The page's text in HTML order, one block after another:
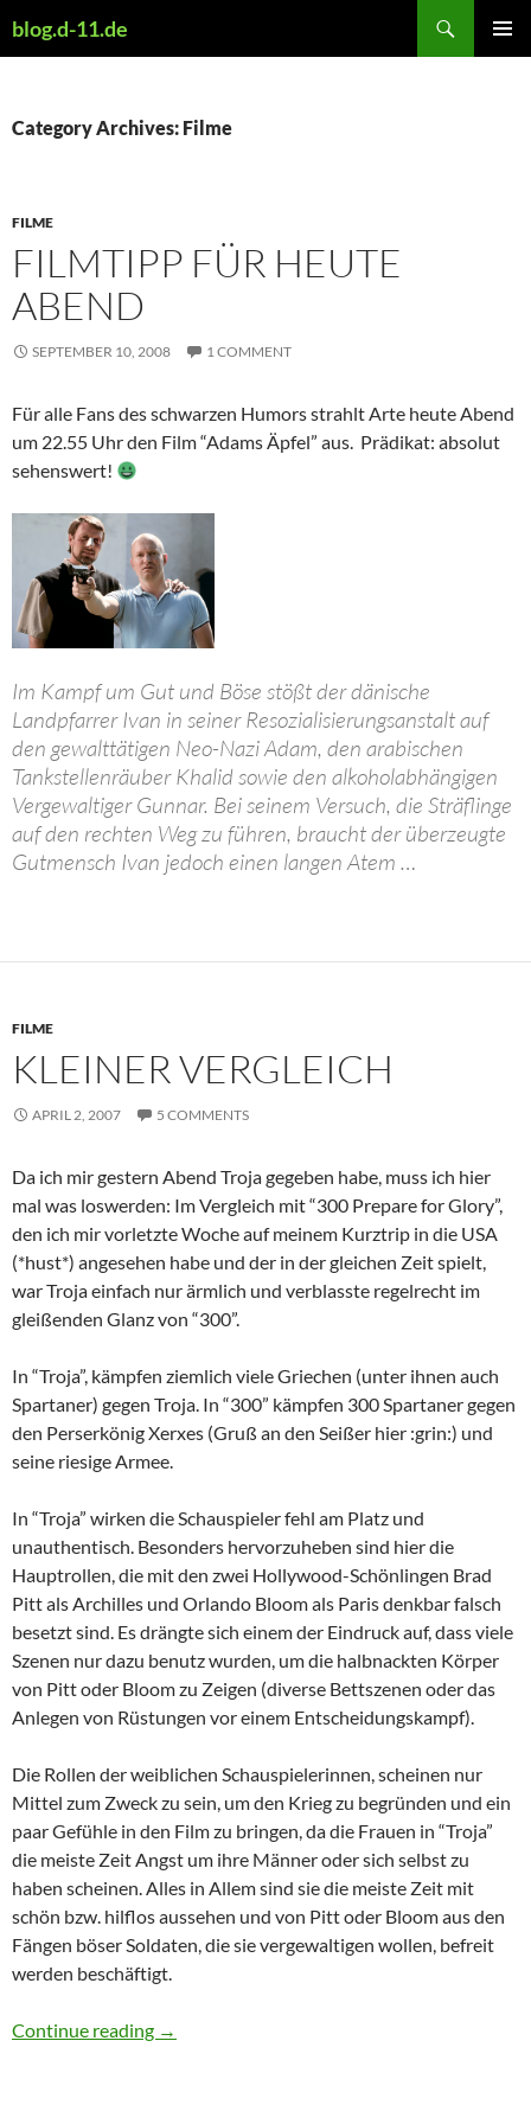
toblog.d-11.de
Category Archives: Filme
FILME
FILMTIPP FÜR HEUTE
ABEND
SEPTEMBER 10, 2008 1 COMMENT
Für alle Fans des schwarzen Humors strahlt Arte heute Abend
um 22.55 Uhr den Film “Adams Äpfel” aus. Prädikat: absolut
sehenswert!
Im Kampf um Gut und Böse stößt der dänische
Landpfarrer Ivan in seiner Resozialisierungsanstalt auf
den gewalttätigen Neo-Nazi Adam, den arabischen
Tankstellenräuber Khalid sowie den alkoholabhängigen
Vergewaltiger Gunnar. Bei seinem Versuch, die Sträflinge
auf den rechten Weg zu führen, braucht der überzeugte
Gutmensch Ivan jedoch einen langen Atem …
FILME
KLEINER VERGLEICH
APRIL 2, 2007 5 COMMENTS
Da ich mir gestern Abend Troja gegeben habe, muss ich hier
mal was loswerden: Im Vergleich mit “300 Prepare for Glory”,
den ich mir vorletzte Woche auf meinem Kurztrip in die USA
(*hust*) angesehen habe und der in der gleichen Zeit spielt,
war Troja einfach nur ärmlich und verblasste regelrecht im
gleißenden Glanz von “300”.
In “Troja”, kämpfen ziemlich viele Griechen (unter ihnen auch
Spartaner) gegen Troja. In “300” kämpfen 300 Spartaner gegen
den Perserkönig Xerxes (Gruß an den Seißer hier :grin:) und
seine riesige Armee.
In “Troja” wirken die Schauspieler fehl am Platz und
unauthentisch. Besonders hervorzuheben sind hier die
Hauptrollen, die mit den zwei Hollywood-Schönlingen Brad
Pitt als Archilles und Orlando Bloom als Paris denkbar falsch
besetzt sind. Es drängte sich einem der Eindruck auf, dass viele
Szenen nur dazu benutz wurden, um die halbnackten Körper
von Pitt oder Bloom zu Zeigen (diverse Bettszenen oder das
Anlegen von Rüstungen vor einem Entscheidungskampf).
Die Rollen der weiblichen Schauspielerinnen, scheinen nur
Mittel zum Zweck zu sein, um den Krieg zu begründen und ein
paar Gefühle in den Film zu bringen, da die Frauen in “Troja”
die meiste Zeit Angst um ihre Männer oder sich selbst zu
haben scheinen. Alles in Allem sind sie die meiste Zeit mit
schön bzw. hilflos aussehen und von Pitt oder Bloom aus den
Fängen böser Soldaten, die sie vergewaltigen wollen, befreit
werden beschäftigt.
Continue reading Kleiner Vergleich
→